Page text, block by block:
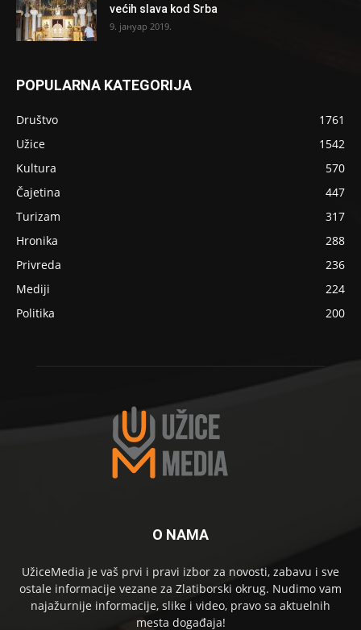
većih slava kod Srba
9. јануар 2019.
POPULARNA KATEGORIJA
Društvo
1761
Užice
1542
Kultura
570
Čajetina
447
Turizam
317
Hronika
288
Privreda
236
Mediji
224
Politika
200
O NAMA
UžiceMedia je vaš prvi i pravi izbor za novosti, zabavu i sve
ostale informacije vezane za Zlatiborski okrug. Nudimo vam
najažurnije informacije, slike i video, pravo sa aktuelnih
mesta događaja!